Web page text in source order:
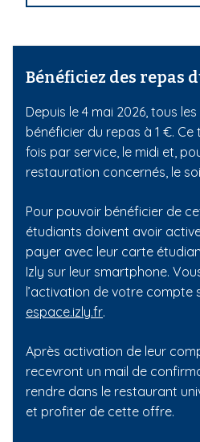
Bénéficiez des repas
Depuis le 4 mai 2026, tous
bénéficier du repas à 1 €.
fois par service, le midi et,
restauration concernés, le
Pour pouvoir bénéficier de
étudiants doivent avoir
payer avec leur carte
Izly sur leur smartphone.
l’activation de votre compte
espace.izly.fr.
Après activation de leur
recevront un mail de
rendre dans le restaurant
et profiter de cette offre.